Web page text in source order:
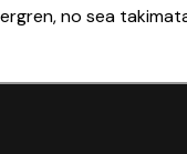
no sea